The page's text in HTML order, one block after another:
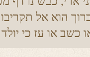
הוא אל תקריבו